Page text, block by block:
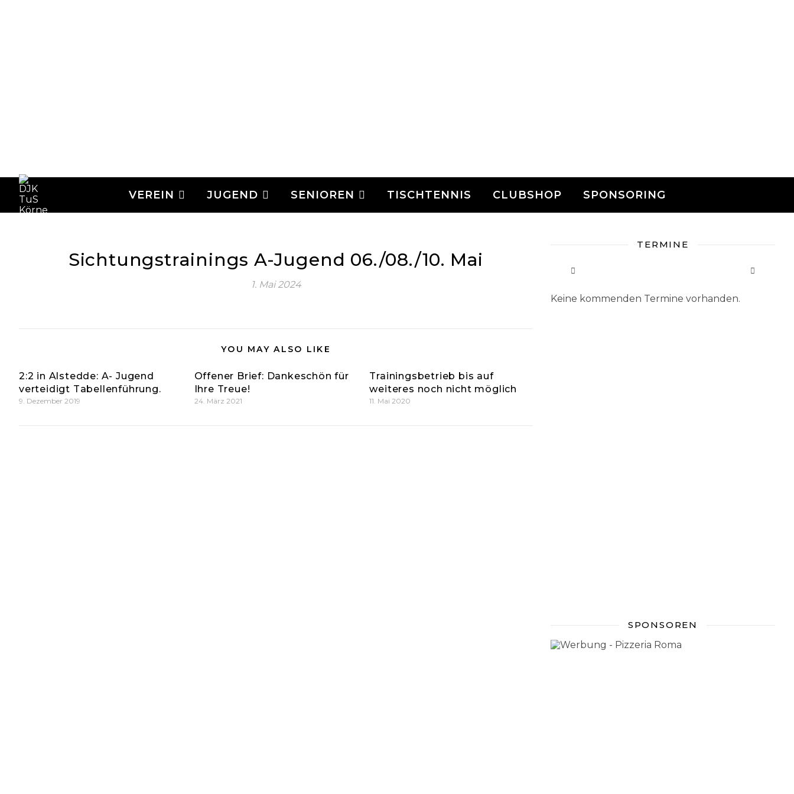
VEREIN JUGEND SENIOREN TISCHTENNIS CLUBSHOP SPONSORING
Sichtungstrainings A-Jugend 06./08./10. Mai
1. Mai 2024
YOU MAY ALSO LIKE
2:2 in Alstedde: A- Jugend
verteidigt Tabellenführung.
9. Dezember 2019
Offener Brief: Dankeschön für
Ihre Treue!
24. März 2021
Trainingsbetrieb bis auf
weiteres noch nicht möglich
11. Mai 2020
TERMINE
Keine kommenden Termine vorhanden.
SPONSOREN